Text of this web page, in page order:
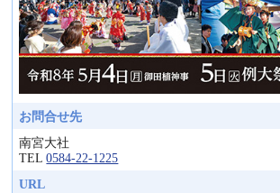
お問合せ先
南宮大社
TEL0584-22-1225
URL